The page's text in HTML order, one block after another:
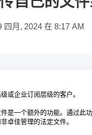
四月, 2024 在 8:17 AM
或企业订阅层级的客户。
件是一个额外的功能。通过
卓佳管理的法定文件。